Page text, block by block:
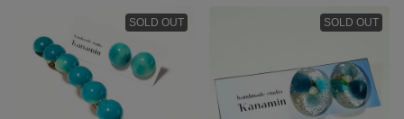
SOLD OUT SOLD OUT